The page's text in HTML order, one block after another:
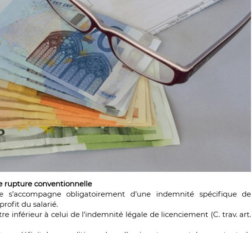
rupture conventionnelle
s’accompagne obligatoirement d’une indemnité spécifique de
du salarié.
inférieur à celui de l’indemnité légale de licenciement (C. trav. art.